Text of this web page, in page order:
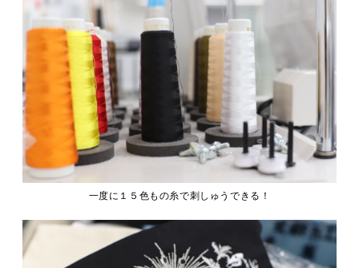
一度に１５色もの糸で刺しゅうできる！